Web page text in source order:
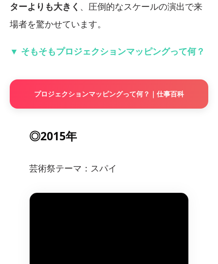
ターよりも大きく 、圧倒的なスケールの演出で来
場者を驚かせています。
▼ そもそもプロジェクションマッピングって何？
プロジェクションマッピングって何？｜仕事百科
◎2015年
芸術祭テーマ：スパイ